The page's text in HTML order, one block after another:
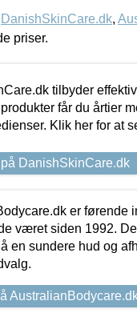
DanishSkinCare.dk,
priser.
tilbyder
får du årtier
Klik her for at
DanishSkinCare.dk
er førende
været siden 1992.
en sundere hud og